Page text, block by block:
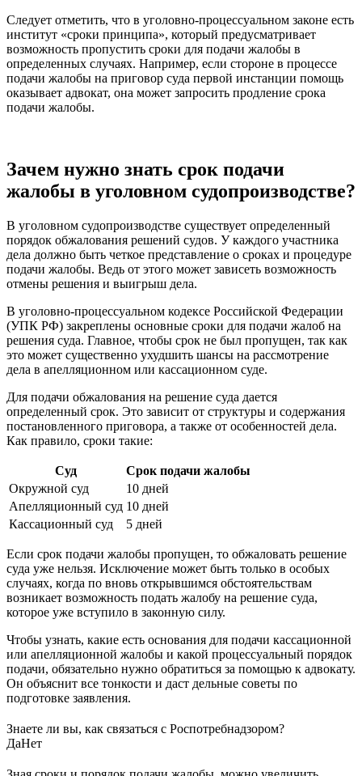
Следует отметить, что в уголовно-процессуальном законе есть
институт «сроки принципа», который предусматривает
возможность пропустить сроки для подачи жалобы в
определенных случаях. Например, если стороне в процессе
подачи жалобы на приговор суда первой инстанции помощь
оказывает адвокат, она может запросить продление срока
подачи жалобы.
Зачем нужно знать срок подачи
жалобы в уголовном судопроизводстве?
В уголовном судопроизводстве существует определенный
порядок обжалования решений судов. У каждого участника
дела должно быть четкое представление о сроках и процедуре
подачи жалобы. Ведь от этого может зависеть возможность
отмены решения и выигрыш дела.
В уголовно-процессуальном кодексе Российской Федерации
(УПК РФ) закреплены основные сроки для подачи жалоб на
решения суда. Главное, чтобы срок не был пропущен, так как
это может существенно ухудшить шансы на рассмотрение
дела в апелляционном или кассационном суде.
Для подачи обжалования на решение суда дается
определенный срок. Это зависит от структуры и содержания
постановленного приговора, а также от особенностей дела.
Как правило, сроки такие:
Суд
Срок подачи жалобы
Окружной суд
10 дней
Апелляционный суд 10 дней
Кассационный суд
5 дней
Если срок подачи жалобы пропущен, то обжаловать решение
суда уже нельзя. Исключение может быть только в особых
случаях, когда по вновь открывшимся обстоятельствам
возникает возможность подать жалобу на решение суда,
которое уже вступило в законную силу.
Чтобы узнать, какие есть основания для подачи кассационной
или апелляционной жалобы и какой процессуальный порядок
подачи, обязательно нужно обратиться за помощью к адвокату.
Он объяснит все тонкости и даст дельные советы по
подготовке заявления.
Знаете ли вы, как связаться с Роспотребнадзором?
ДаНет